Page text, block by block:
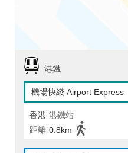
港鐵
機場快綫 Airport Express
香港 港鐵站
距離 0.8km